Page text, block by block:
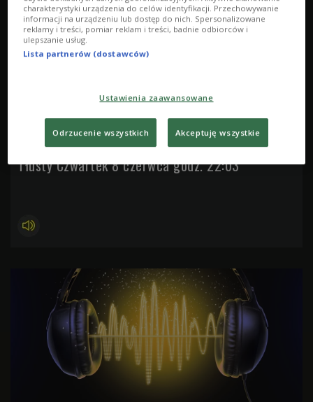
Tłusty Czwartek 8 czerwca godz. 22:03
charakterystyki urządzenia do celów identyfikacji. Przechowywanie
informacji na urządzeniu lub dostęp do nich. Spersonalizowane
reklamy i treści, pomiar reklam i treści, badnie odbiorców i
ulepszanie usług.
Lista partnerów (dostawców)
Ustawienia zaawansowane
Odrzucenie wszystkich Akceptuję wszystkie